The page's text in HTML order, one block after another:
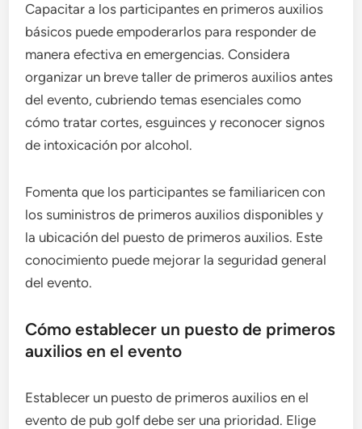
Capacitar a los participantes en primeros auxilios
básicos puede empoderarlos para responder de
manera efectiva en emergencias. Considera
organizar un breve taller de primeros auxilios antes
del evento, cubriendo temas esenciales como
cómo tratar cortes, esguinces y reconocer signos
de intoxicación por alcohol.
Fomenta que los participantes se familiaricen con
los suministros de primeros auxilios disponibles y
la ubicación del puesto de primeros auxilios. Este
conocimiento puede mejorar la seguridad general
del evento.
Cómo establecer un puesto de primeros
auxilios en el evento
Establecer un puesto de primeros auxilios en el
evento de pub golf debe ser una prioridad. Elige